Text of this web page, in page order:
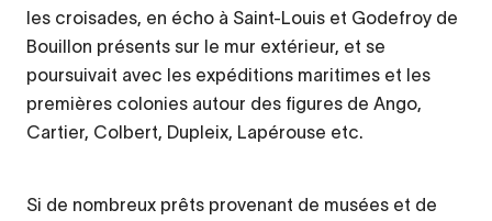
les croisades, en écho à Saint-Louis et Godefroy de
Bouillon présents sur le mur extérieur, et se
poursuivait avec les expéditions maritimes et les
premières colonies autour des figures de Ango,
Cartier, Colbert, Dupleix, Lapérouse etc.
Si de nombreux prêts provenant de musées et de